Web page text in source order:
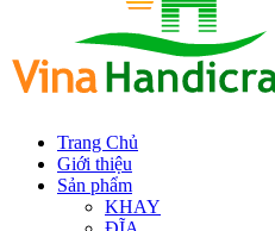
Trang Chủ
Giới thiệu
Sản phẩm
KHAY